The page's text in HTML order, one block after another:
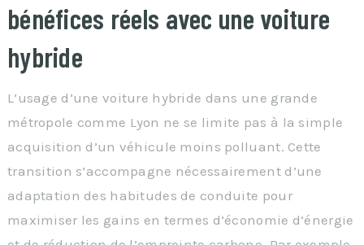
bénéfices réels avec une voiture
hybride
L’usage d’une voiture hybride dans une grande
métropole comme Lyon ne se limite pas à la simple
acquisition d’un véhicule moins polluant. Cette
transition s’accompagne nécessairement d’une
adaptation des habitudes de conduite pour
maximiser les gains en termes d’économie d’énergie